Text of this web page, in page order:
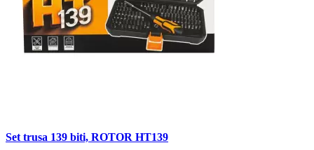
Set trusa 139 biti, ROTOR HT139